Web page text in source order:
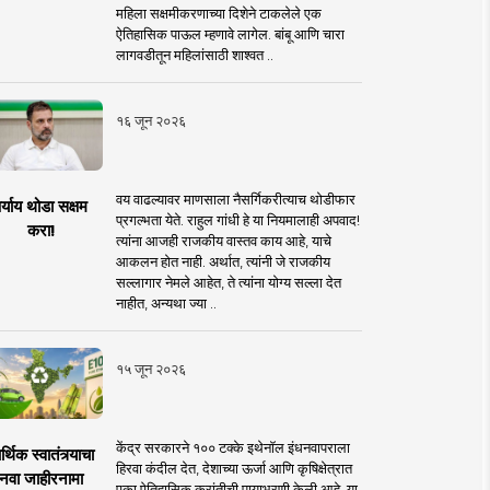
महिला सक्षमीकरणाच्या दिशेने टाकलेले एक
ऐतिहासिक पाऊल म्हणावे लागेल. बांबू आणि चारा
लागवडीतून महिलांसाठी शाश्वत ..
१६ जून २०२६
थोडा सक्षम
करा!
वय वाढल्यावर माणसाला नैसर्गिकरीत्याच थोडीफार
प्रगल्भता येते. राहुल गांधी हे या नियमालाही अपवाद!
त्यांना आजही राजकीय वास्तव काय आहे, याचे
आकलन होत नाही. अर्थात, त्यांनी जे राजकीय
सल्लागार नेमले आहेत, ते त्यांना योग्य सल्ला देत
नाहीत, अन्यथा ज्या ..
१५ जून २०२६
स्वातंत्र्याचा
जाहीरनामा
केंद्र सरकारने १०० टक्के इथेनॉल इंधनवापराला
हिरवा कंदील देत, देशाच्या ऊर्जा आणि कृषिक्षेत्रात